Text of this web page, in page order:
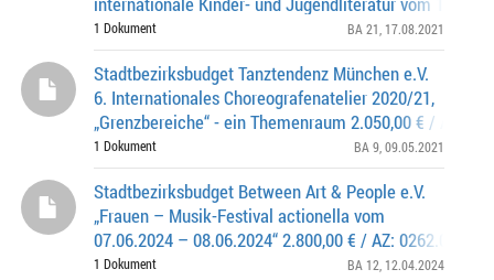
2.700,00 € / Az. 0262.0-21-0300
1 Dokument BA 21 , 17.08.2021
Stadtbezirksbudget Tanztendenz München e.V.
6. Internationales Choreografenatelier 2020/21,
„Grenzbereiche“ - ein Themenraum 2.050,00 € / Az.
0473
1 Dokument BA 9 , 09.05.2021
Stadtbezirksbudget Between Art & People e.V.
„Frauen – Musik-Festival actionella vom
07.06.2024 – 08.06.2024“ 2.800,00 € / AZ: 0262.0-12-
1 Dokument BA 12 , 12.04.2024